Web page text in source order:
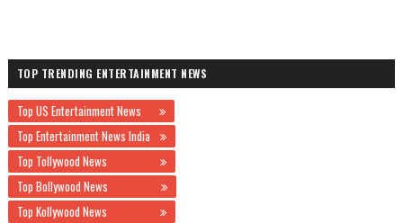
TOP TRENDING ENTERTAINMENT NEWS
Top US Entertainment News
Top Entertainment News India
Top Tollywood News
Top Bollywood News
Top Kollywood News